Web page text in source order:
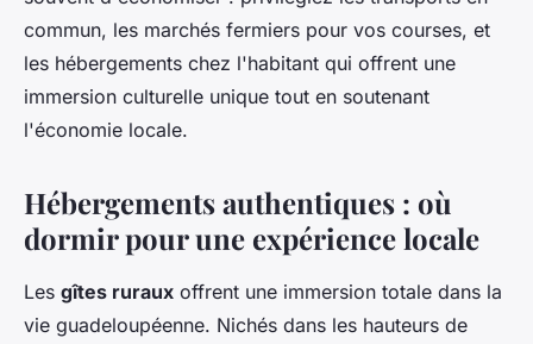
commun, les marchés fermiers pour vos courses, et
les hébergements chez l'habitant qui offrent une
immersion culturelle unique tout en soutenant
l'économie locale.
Hébergements authentiques : où
dormir pour une expérience locale
Les gîtes ruraux offrent une immersion totale dans la
vie guadeloupéenne. Nichés dans les hauteurs de